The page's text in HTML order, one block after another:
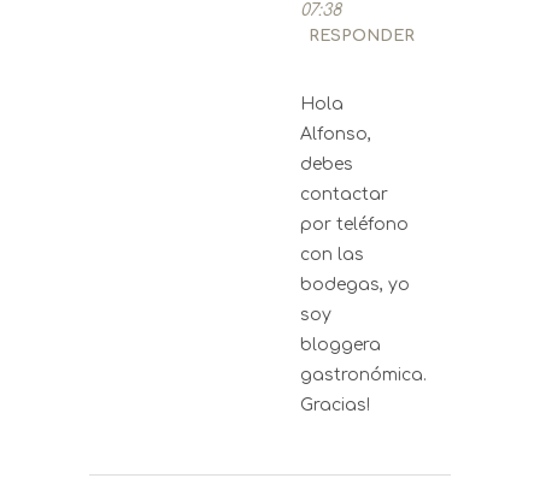
07:38
RESPONDER
Hola
Alfonso,
debes
contactar
por teléfono
con las
bodegas, yo
soy
bloggera
gastronómica.
Gracias!